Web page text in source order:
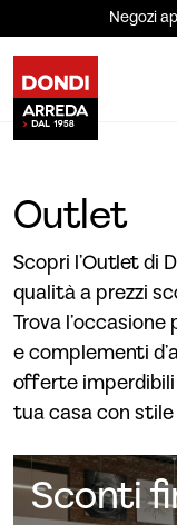
Negozi
Outlet
Scopri l’Outlet di
qualità a prezzi
Trova
e complementi
offerte
tua casa con stile
Sconti